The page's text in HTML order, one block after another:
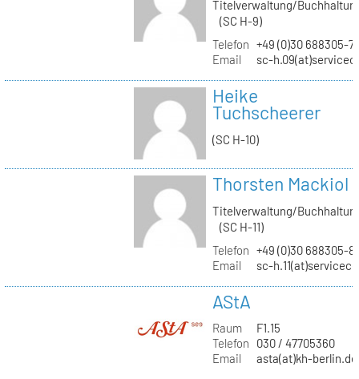
Titelverwaltung/
(SC H-9)
Telefon +49 (0)30 688305-
Email
sc-
Heike
Tuchscheerer
(SC H-10)
Thorsten Mackiol
Titelverwaltung/
(SC H-11)
Telefon +49 (0)30 688305-
Email
sc-
AStA
Raum
F1.15
Telefon
030 / 47705360
Email
asta(at)kh-berlin.de